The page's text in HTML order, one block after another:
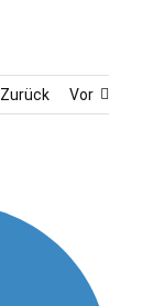
Zurück Vor